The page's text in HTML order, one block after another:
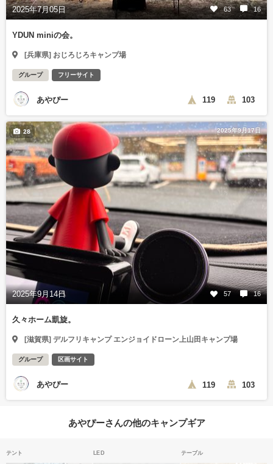
2025年7月05日 63 16
YDUN miniの会。
[兵庫県] おじろじろキャンプ場
グループ フリーサイト
あやぴー 119 103
2025年9月17日
2025年9月14日 57 16
28
久々ホーム凱旋。
[滋賀県] デルフリキャンプ エンジョイドローン上山田キャンプ場
グループ 区画サイト
あやぴー 119 103
あやぴーさんの他のキャンプギア
テント LED テーブル